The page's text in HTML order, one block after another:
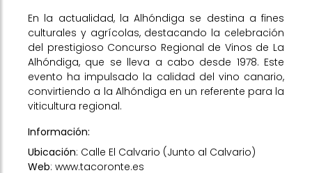
En la actualidad, la Alhóndiga se destina a fines
culturales y agrícolas, destacando la celebración
del prestigioso Concurso Regional de Vinos de La
Alhóndiga, que se lleva a cabo desde 1978. Este
evento ha impulsado la calidad del vino canario,
convirtiendo a la Alhóndiga en un referente para la
viticultura regional.
Información:
Ubicación: Calle El Calvario (Junto al Calvario)
Web: www.tacoronte.es